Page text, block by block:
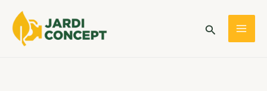
contenu
Rechercher